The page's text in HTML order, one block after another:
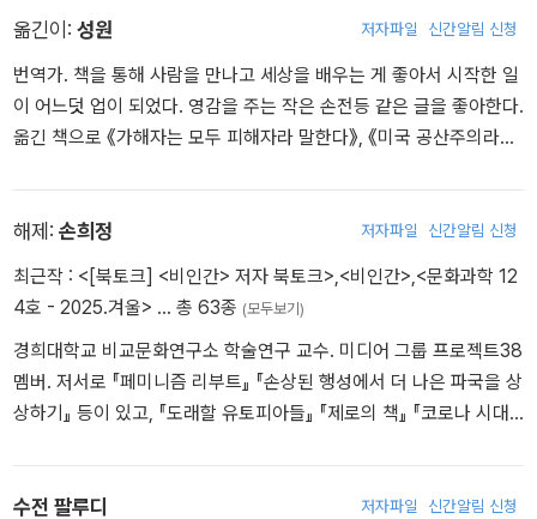
향해 전방위적으로 가해진 공격 현상 ‘백래시’(반격)를 조명하여 사회
픽션 부문)을 수상했다. 이후 페미니스트 저널리스트로서의 끈질긴
취재와 치밀한 분석을 통해 『스티프트』와 『테러 드림(The Terror Dr
eam)』 『다크룸』으로 이어지는 책 세 권을 더 집필했다. 2007년 출
간된 『테러 드림』에서는 9·11 사태에 대한 미국인들의 ‘젠더화된’ 심
부장에서 70대 트랜스젠더 여성이 되어 나타난 아버지와의 관계를
다뤘다. 『다크룸』은 커커스리뷰상을 수상했으며 퓰리처상 최종 후보
에 올랐다. 1999년에 초판이 출간된 두 번째 책 『스티프트』는 전통
적인 남성성의 붕괴와 이로써 미국 남성이 직면한 위기를 다룬 책으
로, 현대 미국 사회에 등장한 ‘성난 백인 남성’의 뿌리를 찾아가는 방
대한 르포르타주다. 집요한 취재와 통찰, 인간에 대한 따뜻한 관심과
늘날 사회적 보수화와 ‘인셀’ 현상을 맞닥뜨리고 있는 우리에게 의미
있는 성찰을 던진다.
옮긴이: 성원 저자파일 신간알림 신청
번역가. 책을 통해 사람을 만나고 세상을 배우는 게 좋아서 시작한 일
이 어느덧 업이 되었다. 영감을 주는 작은 손전등 같은 글을 좋아한다.
옮긴 책으로 《가해자는 모두 피해자라 말한다》, 《미국 공산주의라는
등이 있다.
해제: 손희정 저자파일 신간알림 신청
최근작 : <[북토크] <비인간> 저자 북토크> <비인간> <문화과학 12
4호 - 2025.겨울> … 총 63종 (모두보기)
경희대학교 비교문화연구소 학술연구 교수. 미디어 그룹 프로젝트38
멤버. 저서로 『페미니즘 리부트』 『손상된 행성에서 더 나은 파국을 상
상하기』 등이 있고, 『도래할 유토피아들』 『제로의 책』 『코로나 시대
수전 팔루디 저자파일 신간알림 신청